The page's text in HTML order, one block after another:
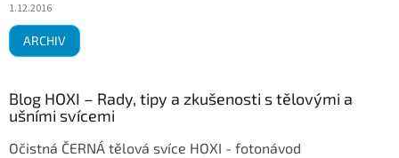
1.12.2016
ARCHIV
Blog HOXI – Rady, tipy a zkušenosti s tělovými a
ušními svícemi
Očistná ČERNÁ tělová svíce HOXI - fotonávod